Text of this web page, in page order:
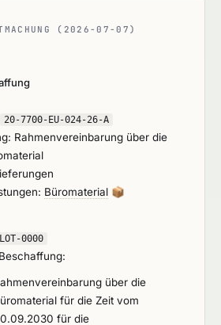
(2026-07-07)
20-7700-EU-024-26-A
Rahmenvereinbarung über die
Büromaterial 📦
LOT-0000
über die
für die Zeit vom
für die